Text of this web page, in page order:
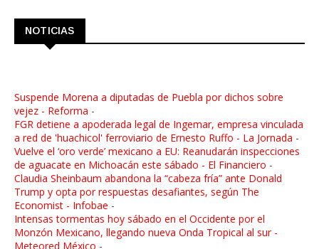
NOTICIAS
Suspende Morena a diputadas de Puebla por dichos sobre
vejez - Reforma -
FGR detiene a apoderada legal de Ingemar, empresa vinculada
a red de 'huachicol' ferroviario de Ernesto Ruffo - La Jornada -
Vuelve el ‘oro verde’ mexicano a EU: Reanudarán inspecciones
de aguacate en Michoacán este sábado - El Financiero -
Claudia Sheinbaum abandona la “cabeza fría” ante Donald
Trump y opta por respuestas desafiantes, según The
Economist - Infobae -
Intensas tormentas hoy sábado en el Occidente por el
Monzón Mexicano, llegando nueva Onda Tropical al sur -
Meteored México -